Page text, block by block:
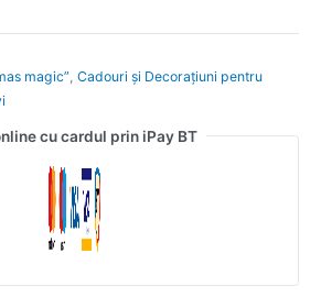
magic” Cadouri și Decorațiuni pentru
cu cardul prin iPay BT